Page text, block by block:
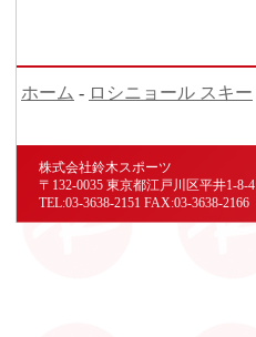
ホーム - ロシニョール スキー
株式会社鈴木スポーツ
〒132-0035 東京都江戸川区平井1-8-4
TEL:03-3638-2151 FAX:03-3638-2166